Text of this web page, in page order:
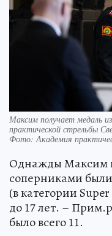
Максим получает медаль
практической стрельбы
Фото: Академия
Однажды Максим
соперниками
(в категории
до 17 лет. –
было всего 11.